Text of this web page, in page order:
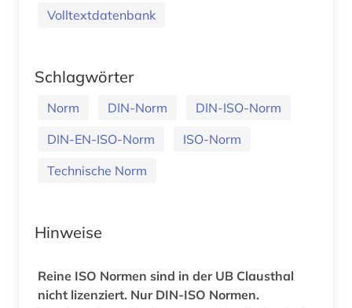
Volltextdatenbank
Schlagwörter
Norm DIN-Norm
DIN-ISO-Norm
DIN-EN-ISO-Norm
ISO-Norm
Technische Norm
Hinweise
Reine ISO Normen sind in der UB Clausthal
nicht lizenziert. Nur DIN-ISO Normen.